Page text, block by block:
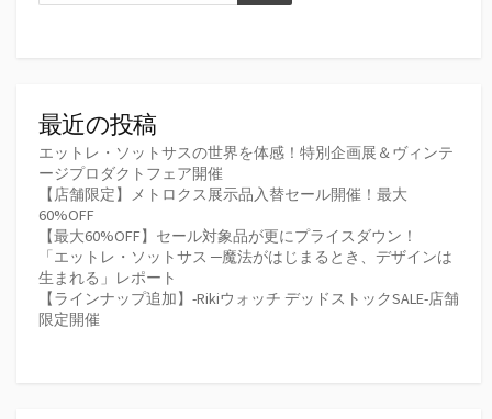
最近の投稿
エットレ・ソットサスの世界を体感！特別企画展＆ヴィンテ
ージプロダクトフェア開催
【店舗限定】メトロクス展示品入替セール開催！最大
60%OFF
【最大60%OFF】セール対象品が更にプライスダウン！
「エットレ・ソットサス ─魔法がはじまるとき、デザインは
生まれる」レポート
【ラインナップ追加】-Rikiウォッチ デッドストックSALE-店舗
限定開催